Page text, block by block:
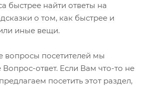
быстрее найти ответы на
о том, как быстрее и
иные вещи.
вопросы посетителей мы
ответ. Если Вам что-то не
посетить этот раздел,